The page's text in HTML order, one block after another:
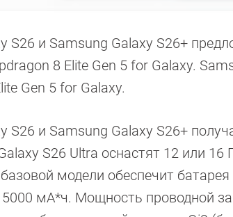
S26 и Samsung Galaxy S26+
8 Elite Gen 5 for Galaxy.
Gen 5 for Galaxy.
S26 и Samsung Galaxy S26+
S26 Ultra оснастят 12 или
модели обеспечит
мА*ч. Мощность проводной